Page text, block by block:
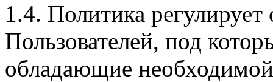
1.4. Политика
Пользователей, под
обладающие